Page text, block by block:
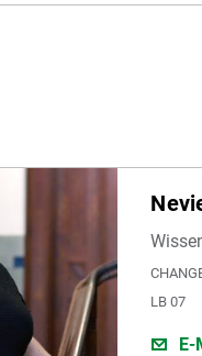
LB 07
E-